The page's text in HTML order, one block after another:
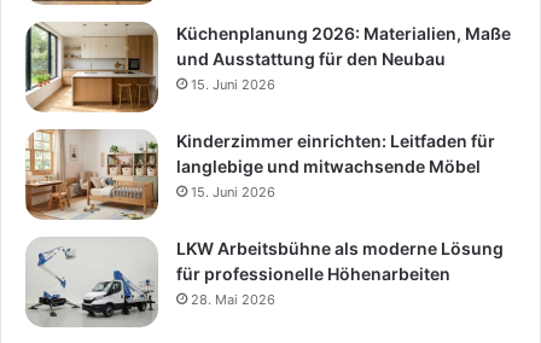
Küchenplanung 2026: Materialien, Maße
und Ausstattung für den Neubau
15. Juni 2026
Kinderzimmer einrichten: Leitfaden für
langlebige und mitwachsende Möbel
15. Juni 2026
LKW Arbeitsbühne als moderne Lösung
für professionelle Höhenarbeiten
28. Mai 2026